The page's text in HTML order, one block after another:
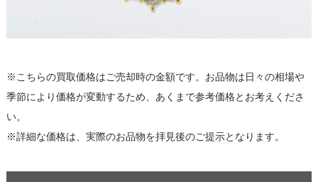
※こちらの買取価格はご売却時の金額です。お品物は日々の相場や
季節により価格が変動するため、あくまで参考価格とお考えくださ
い。
※詳細な価格は、実際のお品物を拝見後のご提示となります。